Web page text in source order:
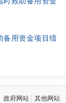
备用资金项目绩
政府网站 其他网站